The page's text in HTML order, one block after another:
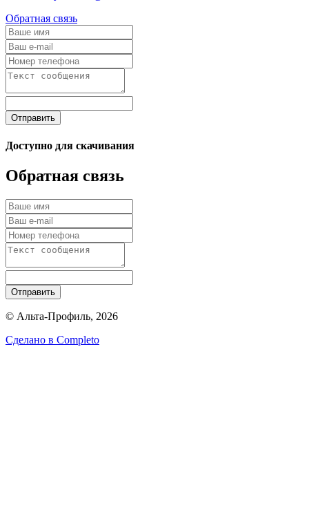
Обратная связь
Отправить
Доступно для скачивания
Обратная связь
Отправить
© Альта-Профиль, 2026
Сделано в Completo